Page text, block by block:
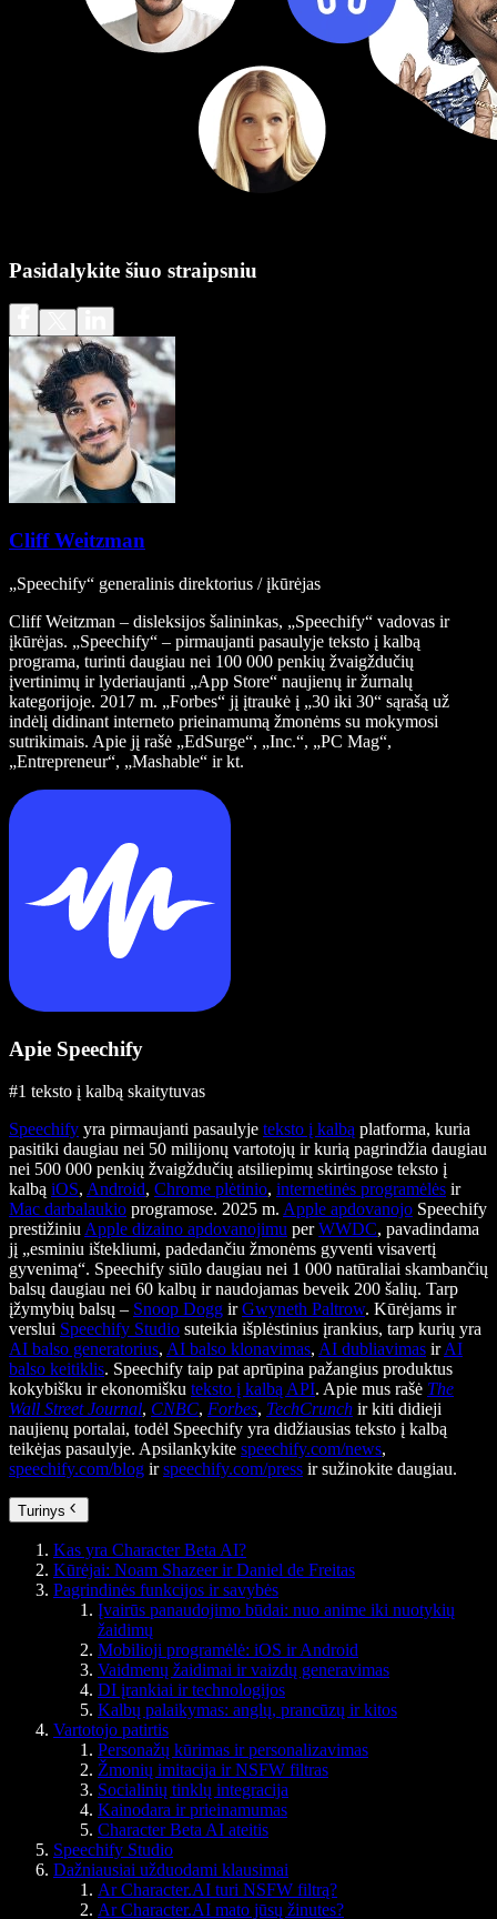
Pasidalykite šiuo straipsniu
Cliff Weitzman
„Speechify“ generalinis direktorius / įkūrėjas
Cliff Weitzman – disleksijos šalininkas, „Speechify“ vadovas ir
įkūrėjas. „Speechify“ – pirmaujanti pasaulyje teksto į kalbą
programa, turinti daugiau nei 100 000 penkių žvaigždučių
įvertinimų ir lyderiaujanti „App Store“ naujienų ir žurnalų
kategorijoje. 2017 m. „Forbes“ jį įtraukė į „30 iki 30“ sąrašą už
indėlį didinant interneto prieinamumą žmonėms su mokymosi
sutrikimais. Apie jį rašė „EdSurge“, „Inc.“, „PC Mag“,
„Entrepreneur“, „Mashable“ ir kt.
Apie Speechify
#1 teksto į kalbą skaitytuvas
Speechify yra pirmaujanti pasaulyje teksto į kalbą platforma, kuria
pasitiki daugiau nei 50 milijonų vartotojų ir kurią pagrindžia daugiau
nei 500 000 penkių žvaigždučių atsiliepimų skirtingose teksto į
kalbą iOS, Android, Chrome plėtinio, internetinės programėlės ir
Mac darbalaukio programose. 2025 m. Apple apdovanojo Speechify
prestižiniu Apple dizaino apdovanojimu perWWDC, pavadindama
jį „esminiu ištekliumi, padedančiu žmonėms gyventi visavertį
gyvenimą“. Speechify siūlo daugiau nei 1 000 natūraliai skambančių
balsų daugiau nei 60 kalbų ir naudojamas beveik 200 šalių. Tarp
įžymybių balsų – Snoop Dogg irGwyneth Paltrow. Kūrėjams ir
verslui Speechify Studio suteikia išplėstinius įrankius, tarp kurių yra
AI balso generatorius, AI balso klonavimas, AI dubliavimas irAI
balso keitiklis. Speechify taip pat aprūpina pažangius produktus
kokybišku ir ekonomišku teksto į kalbą API. Apie mus rašė The
Wall Street Journal, CNBC, Forbes, TechCrunch ir kiti didieji
naujienų portalai, todėl Speechify yra didžiausias teksto į kalbą
teikėjas pasaulyje. Apsilankykite speechify.com/news,
speechify.com/blog irspeechify.com/press ir sužinokite daugiau.
Turinys
Kas yra Character Beta AI?
Kūrėjai: Noam Shazeer ir Daniel de Freitas
Pagrindinės funkcijos ir savybės
Įvairūs panaudojimo būdai: nuo anime iki nuotykių
žaidimų
Mobilioji programėlė: iOS ir Android
Vaidmenų žaidimai ir vaizdų generavimas
DI įrankiai ir technologijos
Kalbų palaikymas: anglų, prancūzų ir kitos
Vartotojo patirtis
Personažų kūrimas ir personalizavimas
Žmonių imitacija ir NSFW filtras
Socialinių tinklų integracija
Kainodara ir prieinamumas
Character Beta AI ateitis
Speechify Studio
Dažniausiai užduodami klausimai
Ar Character.AI turi NSFW filtrą?
Ar Character.AI mato jūsų žinutes?